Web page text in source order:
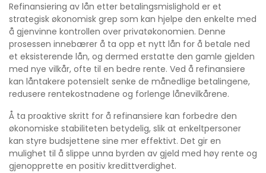
Refinansiering av lån etter betalingsmislighold er et
strategisk økonomisk grep som kan hjelpe den enkelte med
å gjenvinne kontrollen over privatøkonomien. Denne
prosessen innebærer å ta opp et nytt lån for å betale ned
et eksisterende lån, og dermed erstatte den gamle gjelden
med nye vilkår, ofte til en bedre rente. Ved å refinansiere
kan låntakere potensielt senke de månedlige betalingene,
redusere rentekostnadene og forlenge lånevilkårene.
Å ta proaktive skritt for å refinansiere kan forbedre den
økonomiske stabiliteten betydelig, slik at enkeltpersoner
kan styre budsjettene sine mer effektivt. Det gir en
mulighet til å slippe unna byrden av gjeld med høy rente og
gjenopprette en positiv kredittverdighet.